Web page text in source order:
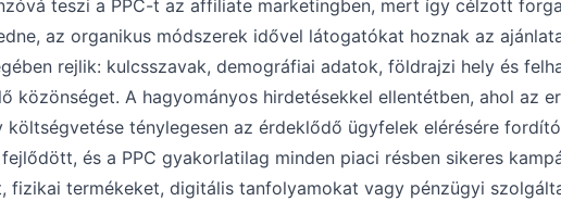
teszi a PPC-t az affiliate marketingben, mert így célzott
az organikus módszerek idővel látogatókat hoznak az
rejlik: kulcsszavak, demográfiai adatok, földrajzi hely és
közönséget. A hagyományos hirdetésekkel ellentétben, ahol az
ténylegesen az érdeklődő ügyfelek elérésére
és a PPC gyakorlatilag minden piaci résben sikeres
fizikai termékeket, digitális tanfolyamokat vagy pénzügyi